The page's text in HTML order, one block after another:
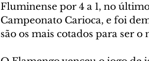
Fluminense por 4 a 1, no
Campeonato Carioca, e foi
são os mais cotados para ser